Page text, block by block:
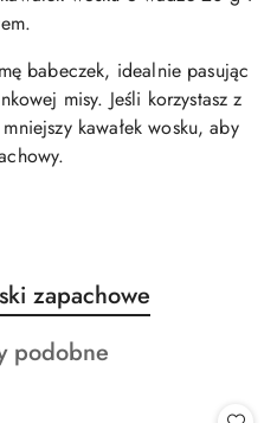
babeczek, idealnie pasując
misy. Jeśli korzystasz z
kawałek wosku, aby
zapachowe
podobne